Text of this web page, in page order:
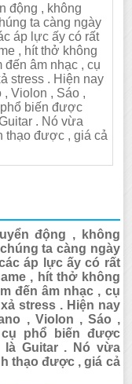
động , không
ta càng ngày
áp lực ấy có rất
, hít thở không
đến âm nhạc , cụ
stress . Hiện nay
Violon , Sáo ,
biến được
. Nó vừa
thạo được , giá cả
động , không
ta càng ngày
áp lực ấy có rất
, hít thở không
đến âm nhạc , cụ
stress . Hiện nay
, Violon , Sáo ,
phổ biến được
Guitar . Nó vừa
thạo được , giá cả